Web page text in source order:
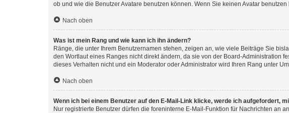
ob und wie die Benutzer Avatare benutzen können. Wenn Sie keinen Avatar
Nach oben
Was ist mein Rang und wie kann ich ihn ändern?
Ränge, die unter Ihrem Benutzernamen stehen, zeigen an, wie viele Beiträge Sie
den Wortlaut eines Ranges nicht direkt ändern, da sie von der Board-Administration
dieses Verhalten nicht und ein Moderator oder Administrator wird Ihren Rang unter
Nach oben
Wenn ich bei einem Benutzer auf den E-Mail-Link klicke, werde ich aufgefordert,
Nur registrierte Benutzer dürfen die foreninterne E-Mail-Funktion für Nachrichten an